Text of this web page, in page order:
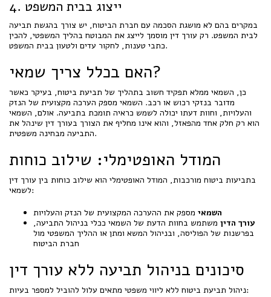
4. ייצוג בבית המשפט
במקרים בהם לא מושגת הסכמה עם חברת הביטוח, יש צורך בהגשת תביעה
לבית המשפט. רק עורך דין מוסמך לייצג את המבוטח בהליך המשפטי, להכין
כתבי טענות, לחקור עדים ולטעון בבית המשפט.
האם בכלל צריך שמאי?
כן, השמאי ממלא תפקיד חשוב בתהליך של תביעת ביטוח, בעיקר כאשר
מדובר בנזקי רכוש או רכב. השמאי מספק הערכה מקצועית של הנזק
והעלויות, וחוות דעתו יכולה לשמש כראיה תומכת בתביעה. אולם, השמאי
הוא רק חלק אחד מהפאזל, והוא אינו מחליף את הצורך בעורך דין שינהל את
התביעה מבחינה משפטית.
המודל האופטימלי: שילוב כוחות
בתביעות ביטוח מורכבות, המודל האופטימלי הוא שילוב כוחות בין עורך דין
לשמאי:
השמאי מספק את ההערכה המקצועית של הנזק והעלויות
עורך הדין משתמש בחוות הדעת של השמאי ככלי בניהול התביעה,
בפרשנות של הפוליסה, ובניהול המשא ומתן או ההליך המשפטי מול
חברת הביטוח
סיכונים בניהול תביעה ללא עורך דין
ניהול תביעת ביטוח ללא ליווי משפטי מתאים עלול להוביל למספר בעיות: